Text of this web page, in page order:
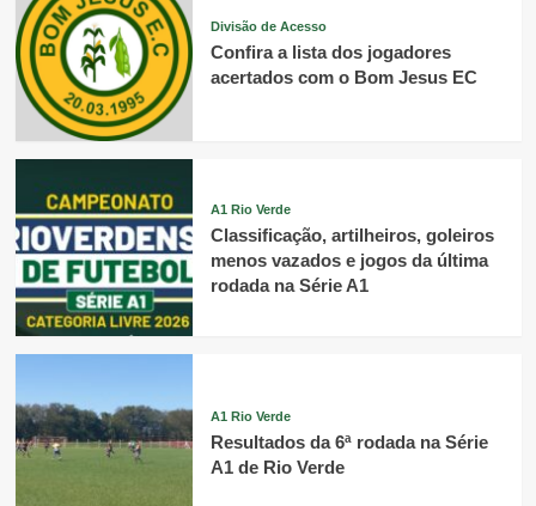
Divisão de Acesso
Confira a lista dos jogadores
acertados com o Bom Jesus EC
A1 Rio Verde
Classificação, artilheiros, goleiros
menos vazados e jogos da última
rodada na Série A1
A1 Rio Verde
Resultados da 6ª rodada na Série
A1 de Rio Verde